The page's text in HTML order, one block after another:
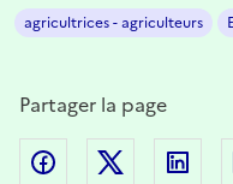
agricultrices - agriculteurs
Partager la page
Partager surPartager